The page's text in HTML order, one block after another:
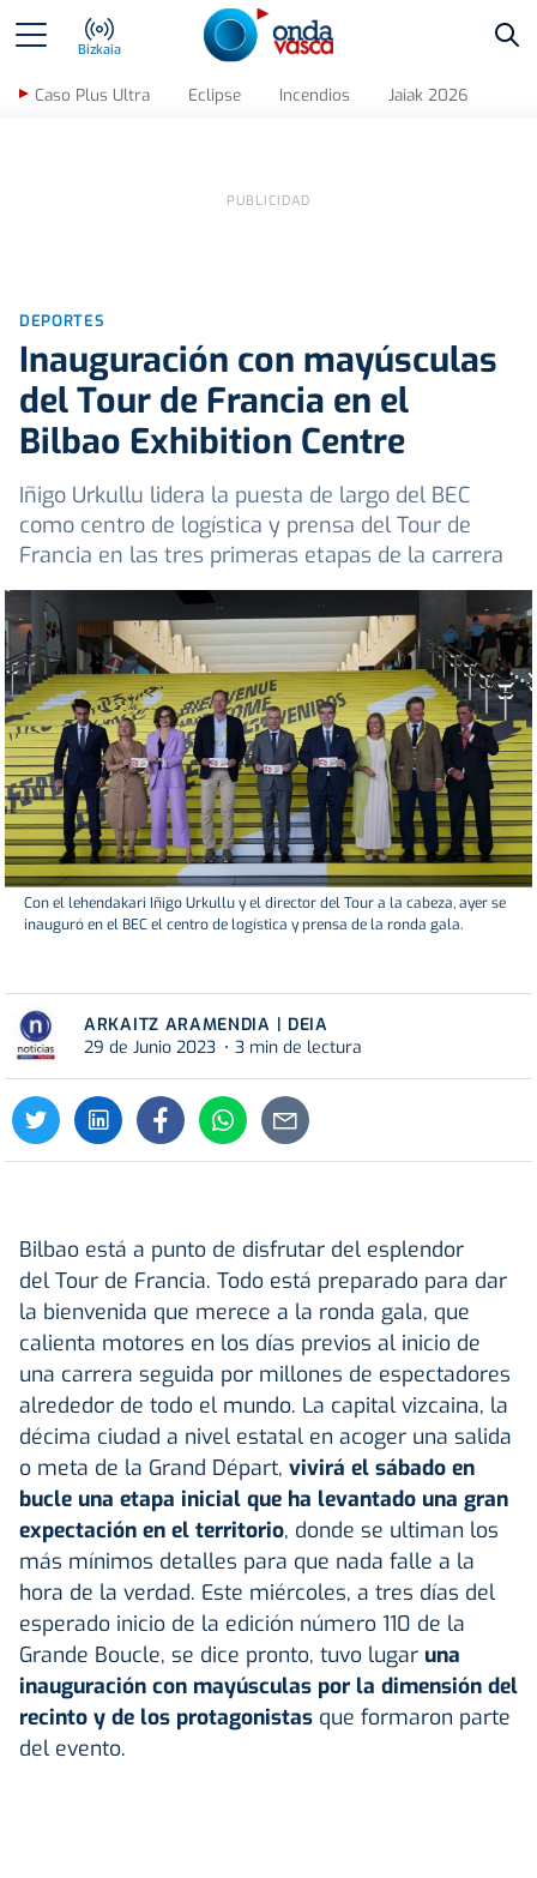
Bizkaia
Caso Plus Ultra Eclipse Incendios Jaiak 2026
DEPORTES
Inauguración con mayúsculas
del Tour de Francia en el
Bilbao Exhibition Centre
Iñigo Urkullu lidera la puesta de largo del BEC
como centro de logística y prensa del Tour de
Francia en las tres primeras etapas de la carrera
Con el lehendakari Iñigo Urkullu y el director del Tour a la cabeza, ayer se
inauguró en el BEC el centro de logística y prensa de la ronda gala.
ARKAITZ ARAMENDIA | DEIA
29 de Junio 2023
3 min de lectura
Bilbao está a punto de disfrutar del esplendor
del Tour de Francia. Todo está preparado para dar
la bienvenida que merece a la ronda gala, que
calienta motores en los días previos al inicio de
una carrera seguida por millones de espectadores
alrededor de todo el mundo. La capital vizcaina, la
décima ciudad a nivel estatal en acoger una salida
o meta de la Grand Départ, vivirá el sábado en
bucle una etapa inicial que ha levantado una gran
expectación en el territorio, donde se ultiman los
más mínimos detalles para que nada falle a la
hora de la verdad. Este miércoles, a tres días del
esperado inicio de la edición número 110 de la
Grande Boucle, se dice pronto, tuvo lugar una
inauguración con mayúsculas por la dimensión del
recinto y de los protagonistas que formaron parte
del evento.